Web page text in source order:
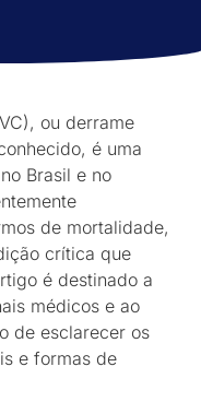
ou derrame
é uma
Brasil e no
de mortalidade,
crítica que
é destinado a
médicos e ao
de esclarecer os
e formas de